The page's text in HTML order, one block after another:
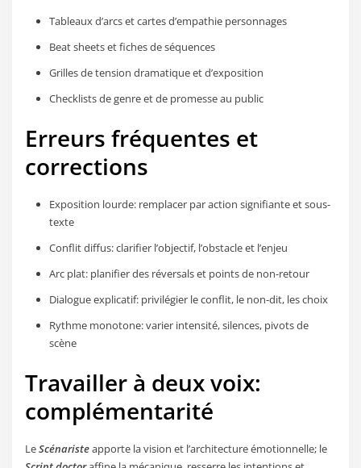
Tableaux d’arcs et cartes d’empathie personnages
Beat sheets et fiches de séquences
Grilles de tension dramatique et d’exposition
Checklists de genre et de promesse au public
Erreurs fréquentes et
corrections
Exposition lourde: remplacer par action signifiante et sous-
texte
Conflit diffus: clarifier l’objectif, l’obstacle et l’enjeu
Arc plat: planifier des réversals et points de non-retour
Dialogue explicatif: privilégier le conflit, le non-dit, les choix
Rythme monotone: varier intensité, silences, pivots de
scène
Travailler à deux voix:
complémentarité
LeScénaristeapporte la vision et l’architecture émotionnelle; le